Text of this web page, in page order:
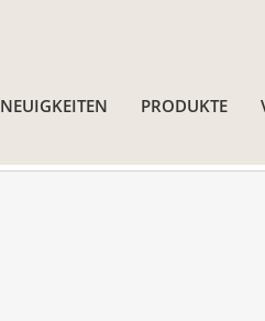
NEUIGKEITEN
PRODUKTE